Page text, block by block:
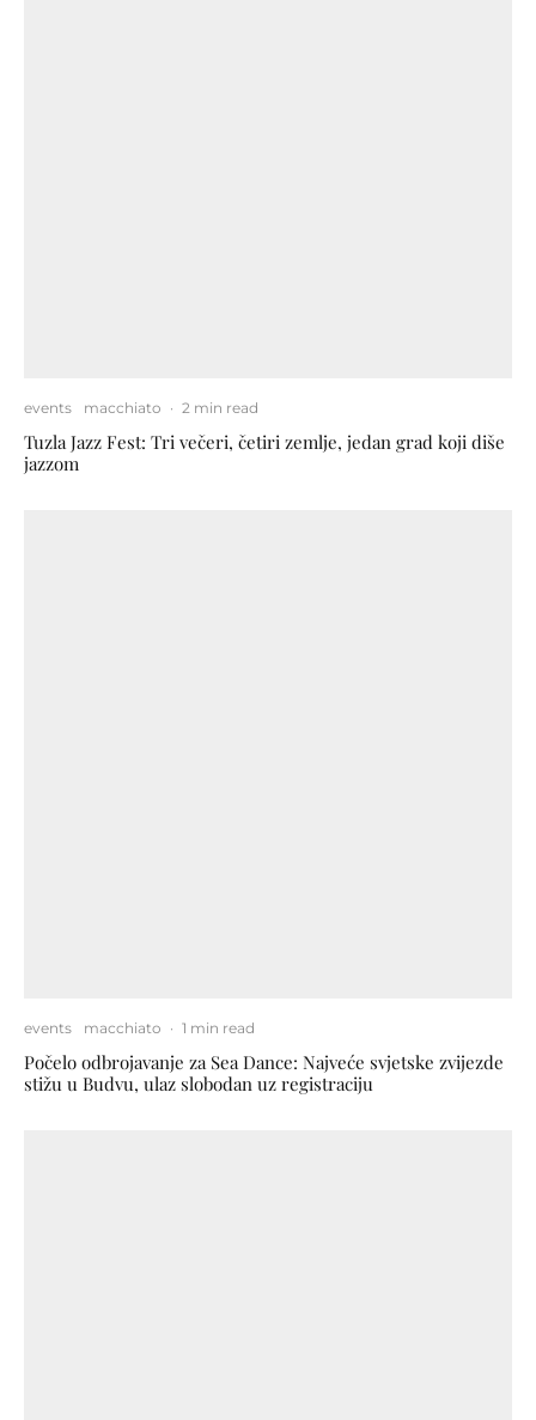
events macchiato · 2 min read
Tuzla Jazz Fest: Tri večeri, četiri zemlje, jedan grad koji diše
jazzom
events macchiato · 1 min read
Počelo odbrojavanje za Sea Dance: Najveće svjetske zvijezde
stižu u Budvu, ulaz slobodan uz registraciju